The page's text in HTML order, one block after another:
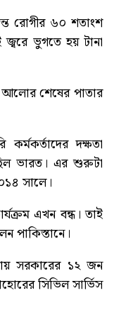
রোগীর ৬০ শতাংশ
ভুগতে হয় টানা
শেষের পাতার
দক্ষতা
ছিল ভারত। এর শুরুটা
সালে।
এখন বন্ধ। তাই
পাকিস্তানে।
সরকারের ১২ জন
সিভিল সার্ভিস